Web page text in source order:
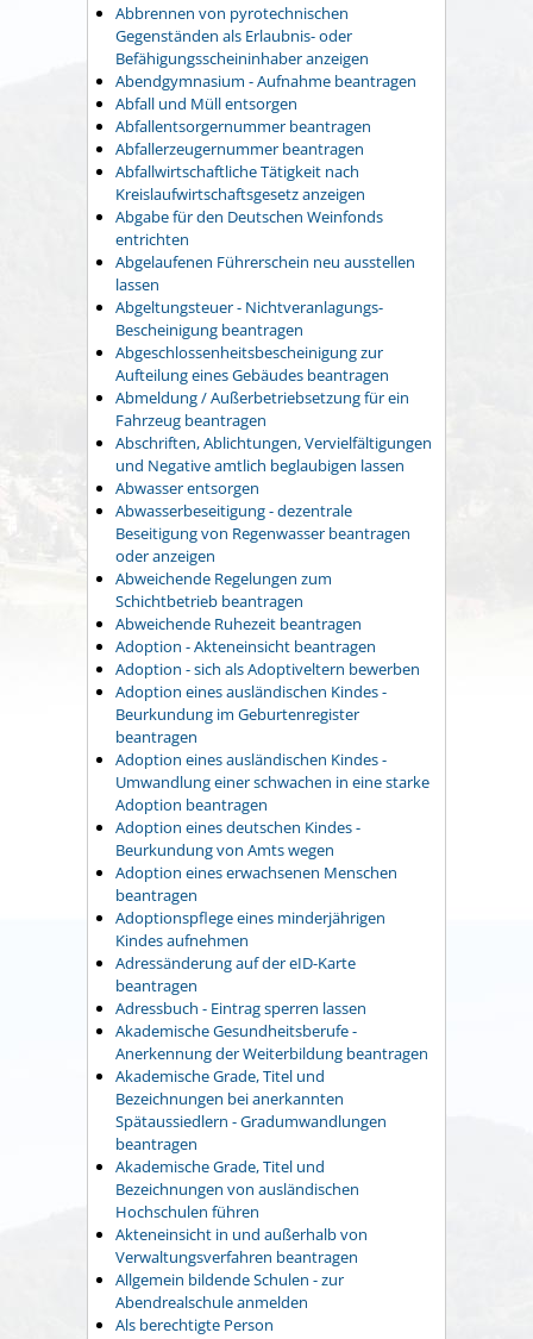
Abbrennen von pyrotechnischen
Gegenständen als Erlaubnis- oder
Befähigungsscheininhaber anzeigen
Abendgymnasium - Aufnahme beantragen
Abfall und Müll entsorgen
Abfallentsorgernummer beantragen
Abfallerzeugernummer beantragen
Abfallwirtschaftliche Tätigkeit nach
Kreislaufwirtschaftsgesetz anzeigen
Abgabe für den Deutschen Weinfonds
entrichten
Abgelaufenen Führerschein neu ausstellen
lassen
Abgeltungsteuer - Nichtveranlagungs-
Bescheinigung beantragen
Abgeschlossenheitsbescheinigung zur
Aufteilung eines Gebäudes beantragen
Abmeldung / Außerbetriebsetzung für ein
Fahrzeug beantragen
Abschriften, Ablichtungen, Vervielfältigungen
und Negative amtlich beglaubigen lassen
Abwasser entsorgen
Abwasserbeseitigung - dezentrale
Beseitigung von Regenwasser beantragen
oder anzeigen
Abweichende Regelungen zum
Schichtbetrieb beantragen
Abweichende Ruhezeit beantragen
Adoption - Akteneinsicht beantragen
Adoption - sich als Adoptiveltern bewerben
Adoption eines ausländischen Kindes -
Beurkundung im Geburtenregister
beantragen
Adoption eines ausländischen Kindes -
Umwandlung einer schwachen in eine starke
Adoption beantragen
Adoption eines deutschen Kindes -
Beurkundung von Amts wegen
Adoption eines erwachsenen Menschen
beantragen
Adoptionspflege eines minderjährigen
Kindes aufnehmen
Adressänderung auf der eID-Karte
beantragen
Adressbuch - Eintrag sperren lassen
Akademische Gesundheitsberufe -
Anerkennung der Weiterbildung beantragen
Akademische Grade, Titel und
Bezeichnungen bei anerkannten
Spätaussiedlern - Gradumwandlungen
beantragen
Akademische Grade, Titel und
Bezeichnungen von ausländischen
Hochschulen führen
Akteneinsicht in und außerhalb von
Verwaltungsverfahren beantragen
Allgemein bildende Schulen - zur
Abendrealschule anmelden
Als berechtigte Person